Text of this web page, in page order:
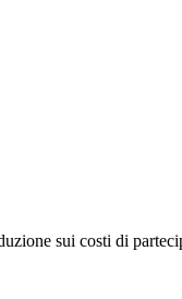
sui costi di